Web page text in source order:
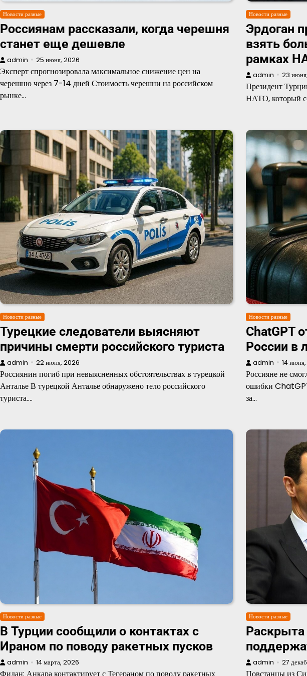
Новости разные
Россиянам рассказали, когда черешня
станет еще дешевле
admin 25 июня, 2026
Эксперт спрогнозировала максимальное снижение цен на
черешню через 7-14 дней Стоимость черешни на российском
рынке…
Новости разные
Эрдоган
взять
рамках
admin 23
Президент
НАТО, который
Новости разные
Турецкие следователи выясняют
причины смерти российского туриста
admin 22 июня, 2026
Россиянин погиб при невыясненных обстоятельствах в турецкой
Анталье В турецкой Анталье обнаружено тело российского
туриста.…
Новости разные
ChatGPT
России в
admin 14
Россияне не
ошибки
за…
Новости разные
В Турции сообщили о контактах с
Ираном по поводу ракетных пусков
admin 14 марта, 2026
Новости разные
Раскрыта
admin 27